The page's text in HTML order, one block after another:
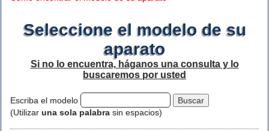
Seleccione el modelo de su
aparato
Si no lo encuentra, háganos una consulta y lo
buscaremos por usted
Escriba el modelo
(Utilizar una sola palabra sin espacios)